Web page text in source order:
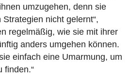
umzugehen, denn sie
nicht gelernt“,
regelmäßig, wie sie mit ihrer
anders umgehen können.
einfach eine Umarmung, um
finden.“